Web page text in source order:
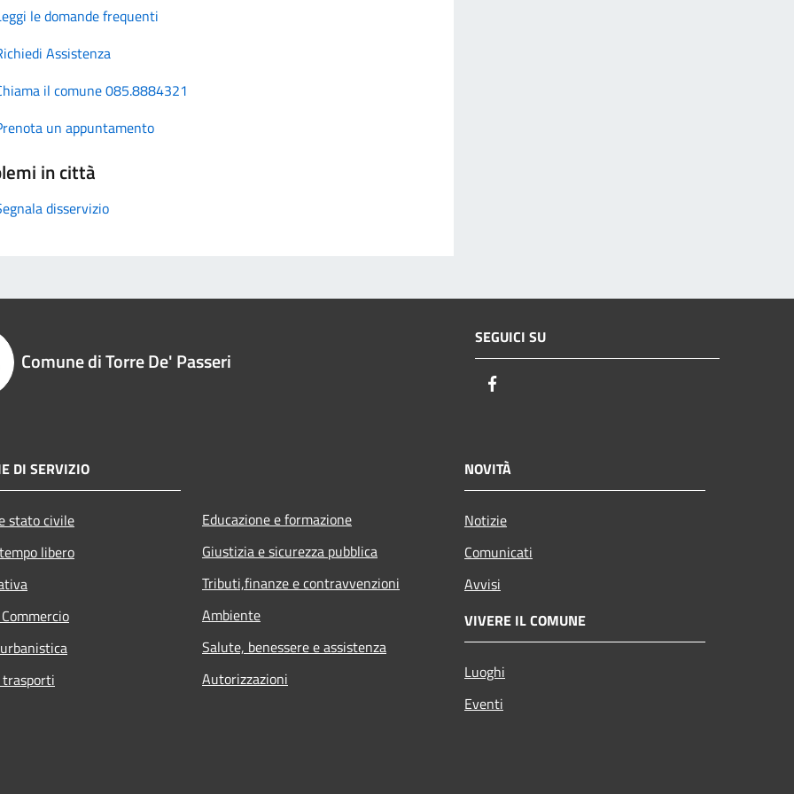
le domande frequenti
Assistenza
il comune 085.8884321
un appuntamento
in città
disservizio
Comune di Torre De' Passeri
SEGUICI SU
DI SERVIZIO
stato civile
libero
Educazione e formazione
Giustizia e sicurezza pubblica
Tributi,finanze e contravvenzioni
Ambiente
Salute, benessere e assistenza
Autorizzazioni
NOVITÀ
Notizie
Comunicati
Avvisi
VIVERE IL COMUNE
Luoghi
Eventi